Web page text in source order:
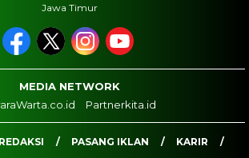
Jawa Timur
MEDIA NETWORK
Partnerkita.id
REDAKSI PASANG IKLAN
KARIR